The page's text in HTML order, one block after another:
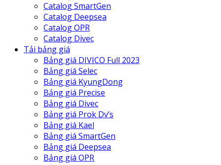
Catalog SmartGen
Catalog Deepsea
Catalog OPR
Catalog Divec
Tải bảng giá
Bảng giá DIVICO Full 2023
Bảng giá Selec
Bảng giá KyungDong
Bảng giá Precise
Bảng giá Divec
Bảng giá Prok Dv’s
Bảng giá Kael
Bảng giá SmartGen
Bảng giá Deepsea
Bảng giá OPR